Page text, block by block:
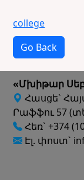
college
Go Back
«Մխիթար
Հասցե`
Րաֆֆու 57
Հեռ` +374
Էլ. փոստ`